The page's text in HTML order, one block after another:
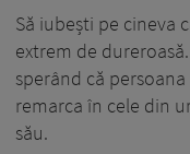
Să iubești pe cineva
extrem de
sperând că
remarca în cele din
său.